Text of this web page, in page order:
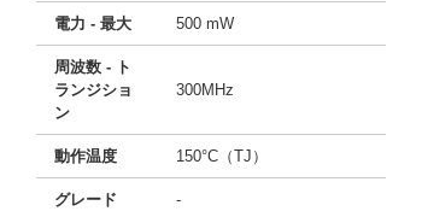
電力 - 最大 500 mW
周波数 - ト
ランジショ
ン
300MHz
動作温度 150°C（TJ）
グレード -